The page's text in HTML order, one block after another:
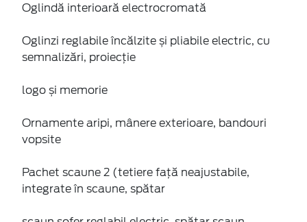
Oglindă interioară electrocromată
Oglinzi reglabile încălzite și pliabile electric, cu
semnalizări, proiecție
logo și memorie
Ornamente aripi, mânere exterioare, bandouri
vopsite
Pachet scaune 2 (tetiere față neajustabile,
integrate în scaune, spătar